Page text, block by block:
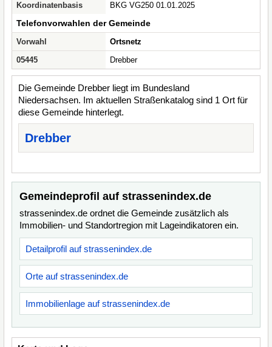
Koordinatenbasis
BKG VG250 01.01.2025
Telefonvorwahlen der Gemeinde
Vorwahl
Ortsnetz
05445
Drebber
Die Gemeinde Drebber liegt im Bundesland
Niedersachsen. Im aktuellen Straßenkatalog sind 1 Ort für
diese Gemeinde hinterlegt.
Drebber
Gemeindeprofil auf strassenindex.de
strassenindex.de ordnet die Gemeinde zusätzlich als
Immobilien- und Standortregion mit Lageindikatoren ein.
Detailprofil auf strassenindex.de
Orte auf strassenindex.de
Immobilienlage auf strassenindex.de